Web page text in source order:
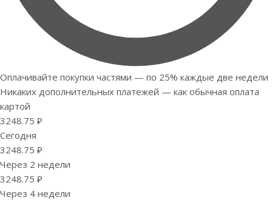
Оплачивайте покупки частями — по 25% каждые две недели
Никаких дополнительных платежей — как обычная оплата
картой
3248.75 ₽
Сегодня
3248.75 ₽
Через 2 недели
3248.75 ₽
Через 4 недели